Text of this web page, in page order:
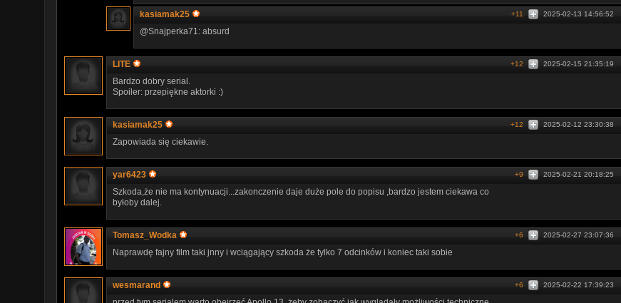
kasiamak25 2025-02-13 14:56:52
+11
@Snajperka71: absurd
LITE 2025-02-15 21:35:19
+12
Bardzo dobry serial.
Spoiler: przepiękne aktorki :)
kasiamak25 2025-02-12 23:30:38
+12
Zapowiada się ciekawie.
yar6423 2025-02-21 20:18:25
+9
Szkoda,że nie ma kontynuacji...zakonczenie daje duże pole do popisu ,bardzo jestem ciekawa co
byłoby dalej.
Tomasz_Wodka 2025-02-27 23:07:36
+6
Naprawdę fajny film taki jnny i wciągający szkoda że tylko 7 odcinków i koniec taki sobie
wesmarand 2025-02-22 17:39:23
+6